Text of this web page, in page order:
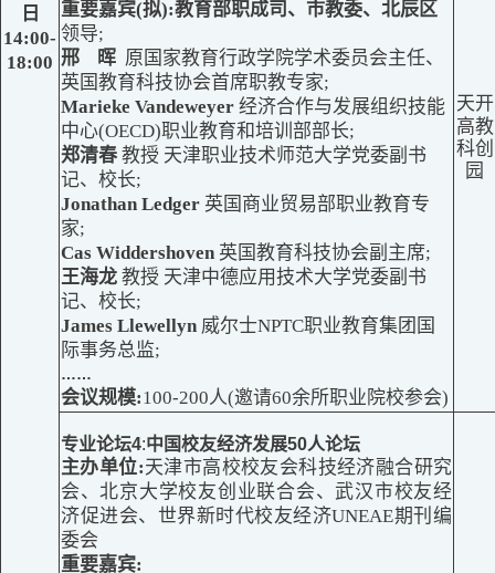
日
14:00-
18:00
重要嘉宾(拟):教育部职成司、市教委、北辰区
领导;
邢 晖 原国家教育行政学院学术委员会主任、
英国教育科技协会首席职教专家;
Marieke Vandeweyer 经济合作与发展组织技能
中心(OECD)职业教育和培训部部长;
郑清春 教授 天津职业技术师范大学党委副书
记、校长;
Jonathan Ledger 英国商业贸易部职业教育专
家;
Cas Widdershoven 英国教育科技协会副主席;
王海龙 教授 天津中德应用技术大学党委副书
记、校长;
James Llewellyn 威尔士NPTC职业教育集团国
际事务总监;
……
会议规模:100-200人(邀请60余所职业院校参会)
天开
高教
科创
园
专业论坛4:中国校友经济发展50人论坛
主办单位:天津市高校校友会科技经济融合研究
会、北京大学校友创业联合会、武汉市校友经
济促进会、世界新时代校友经济UNEAE期刊编
委会
重要嘉宾: